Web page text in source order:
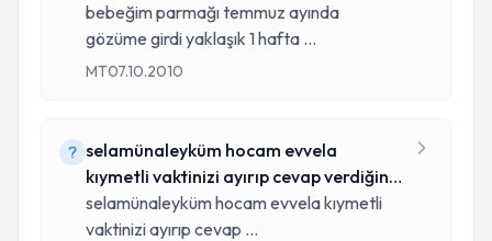
gecel
bebeğim parmağı temmuz ayında
gözüme girdi yaklaşık 1 hafta ...
MT07.10.2010
selamünaleyküm hocam evvela
kıymetli vaktinizi ayırıp cevap verdiğiniz
için
selamünaleyküm hocam evvela kıymetli
vaktinizi ayırıp cevap ...